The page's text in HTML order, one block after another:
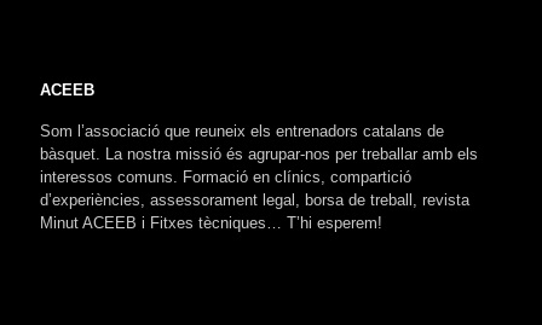
ACEEB
Som l’associació que reuneix els entrenadors catalans de
bàsquet. La nostra missió és agrupar-nos per treballar amb els
interessos comuns. Formació en clínics, compartició
d’experiències, assessorament legal, borsa de treball, revista
Minut ACEEB i Fitxes tècniques… T’hi esperem!